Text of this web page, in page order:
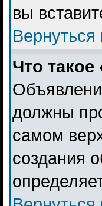
вы
Вернуться
Что
должны
самом
создания